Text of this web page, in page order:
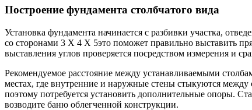
Построение фундамента столбчатого вида
Установка фундамента начинается с разбивки участка,
со сторонами 3 Х 4 Х 5это поможет правильно выставить
выставления углов проверяется посредством измерения и
Рекомендуемое расстояние между устанавливаемыми
местах, где внутренние и наружные стены стыкуются
поэтому потребуется установить дополнительные опоры.
возводите баню облегченной конструкции.